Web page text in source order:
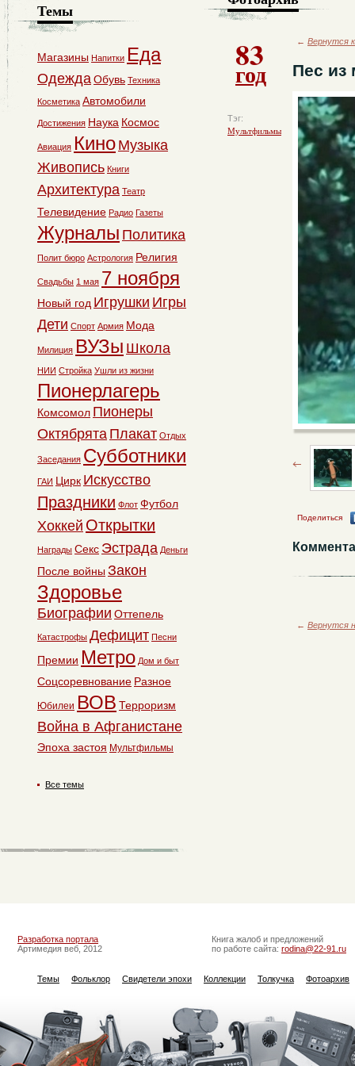
83
год
Тэг:
Мультфильмы
← Вернутся
Пес
Поделиться
← Вернутся
Темы
Магазины Напитки Еда
ОдеждаОбувь Техника
Косметика Автомобили
Достижения Наука Космос
Авиация Кино Музыка
Живопись Книги
Архитектура Театр
Телевидение Радио Газеты
Журналы Политика
Полит бюро Астрология Религия
Свадьбы 1 мая 7 ноября
Новый год Игрушки Игры
Дети Спорт Армия Мода
Милиция ВУЗы Школа
НИИ Стройка Ушли из жизни
Пионерлагерь
Комсомол Пионеры
Октябрята Плакат Отдых
Заседания Субботники
ГАИ Цирк Искусство
Праздники Флот Футбол
Хоккей Открытки
Награды Секс Эстрада Деньги
После войны Закон
Здоровье
Биографии Оттепель
Катастрофы Дефицит Песни
Премии Метро Дом и быт
Соцсоревнование Разное
Юбилеи ВОВ Терроризм
Война в Афганистане
Эпоха застоя Мультфильмы
Все темы
Разработка портала
Артимедия веб, 2012
Книга жалоб и предложений
по работе сайта: rodina@22-91.ru
Темы Фольклор Свидетели эпохи Коллекции Толкучка Фотоархив